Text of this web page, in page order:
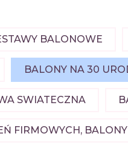
BALONOWE
BALONY NA 30
SWIATECZNA
FIRMOWYCH,